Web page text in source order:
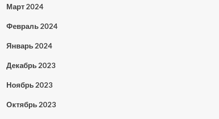
Март 2024
Февраль 2024
Январь 2024
Декабрь 2023
Ноябрь 2023
Октябрь 2023